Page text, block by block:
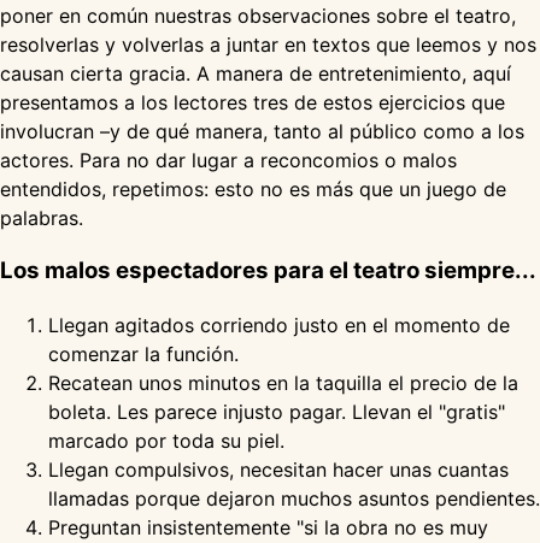
poner en común nuestras observaciones sobre el teatro,
resolverlas y volverlas a juntar en textos que leemos y nos
causan cierta gracia. A manera de entretenimiento, aquí
presentamos a los lectores tres de estos ejercicios que
involucran –y de qué manera, tanto al público como a los
actores. Para no dar lugar a reconcomios o malos
entendidos, repetimos: esto no es más que un juego de
palabras.
Los malos espectadores para el teatro siempre...
Llegan agitados corriendo justo en el momento de
comenzar la función.
Recatean unos minutos en la taquilla el precio de la
boleta. Les parece injusto pagar. Llevan el "gratis"
marcado por toda su piel.
Llegan compulsivos, necesitan hacer unas cuantas
llamadas porque dejaron muchos asuntos pendientes.
Preguntan insistentemente "si la obra no es muy